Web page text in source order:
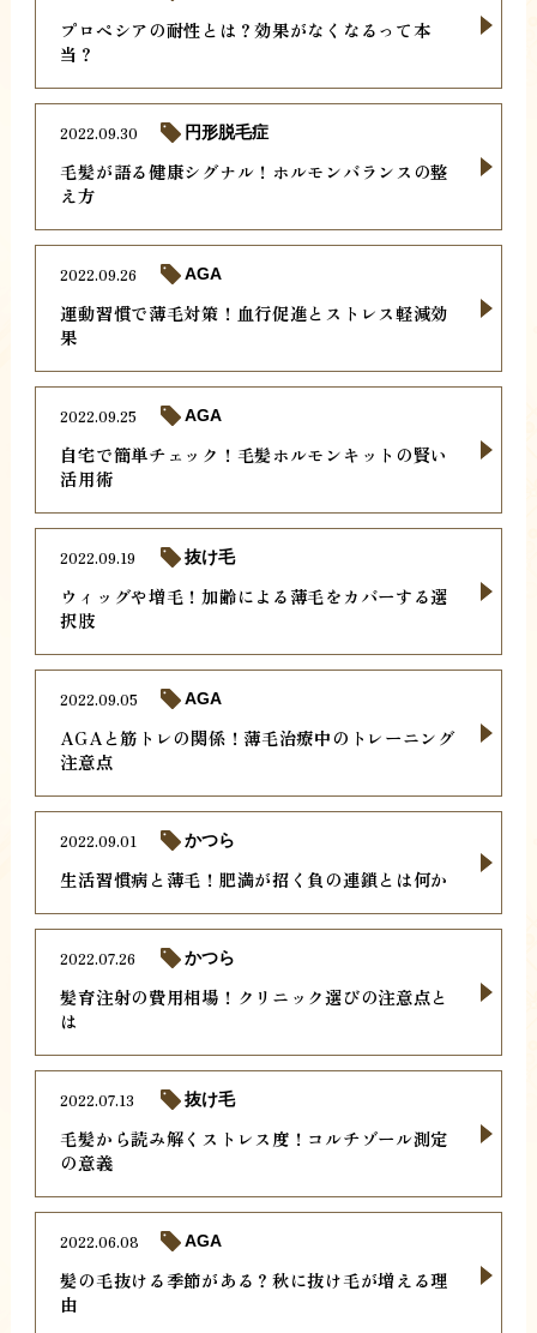
プロペシアの耐性とは？効果がなくなるって本
当？
毛髪が語る健康シグナル！ホルモンバランスの整
え方
2022.09.30 円形脱毛症
運動習慣で薄毛対策！血行促進とストレス軽減効
果
2022.09.26 AGA
自宅で簡単チェック！毛髪ホルモンキットの賢い
活用術
2022.09.25 AGA
ウィッグや増毛！加齢による薄毛をカバーする選
択肢
2022.09.19 抜け毛
AGAと筋トレの関係！薄毛治療中のトレーニング
注意点
2022.09.05 AGA
生活習慣病と薄毛！肥満が招く負の連鎖とは何か
2022.09.01 かつら
髪育注射の費用相場！クリニック選びの注意点と
は
2022.07.26 かつら
毛髪から読み解くストレス度！コルチゾール測定
の意義
2022.07.13 抜け毛
髪の毛抜ける季節がある？秋に抜け毛が増える理
由
2022.06.08 AGA